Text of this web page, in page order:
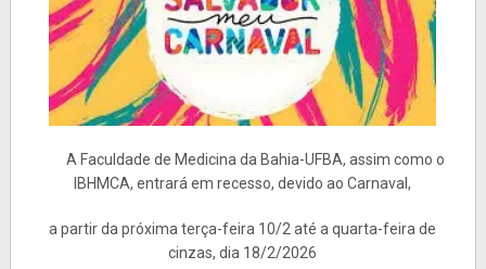
A Faculdade de Medicina da Bahia-UFBA, assim como o
IBHMCA, entrará em recesso, devido ao Carnaval,
a partir da próxima terça-feira 10/2 até a quarta-feira de
cinzas, dia 18/2/2026